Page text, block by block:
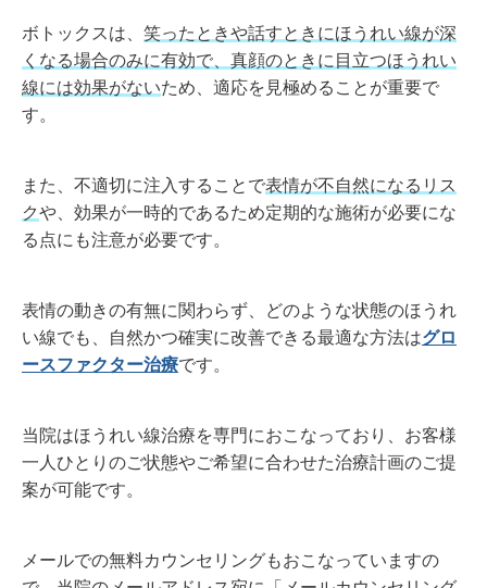
ボトックスは、 笑ったときや話すときにほうれい線が深
くなる場合のみに有効で、真顔のときに目立つほうれい
線には効果がないため、適応を見極めることが重要で
す。
また、不適切に注入することで表情が不自然になるリス
クや、効果が一時的であるため定期的な施術が必要にな
る点にも注意が必要です。
表情の動きの有無に関わらず、どのような状態のほうれ
い線でも、自然かつ確実に改善できる最適な方法はグロ
ースファクター治療です。
当院はほうれい線治療を専門におこなっており、お客様
一人ひとりのご状態やご希望に合わせた治療計画のご提
案が可能です。
メールでの無料カウンセリングもおこなっていますの